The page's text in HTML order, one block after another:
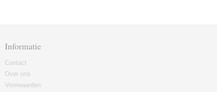
Informatie
Contact
Over ons
Voorwaarden